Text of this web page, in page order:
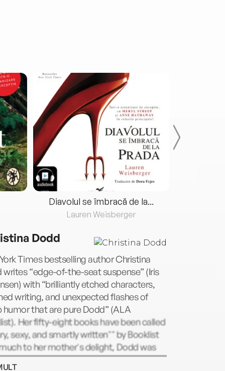
Diavolul se îmbracă de la...
Lauren Weisberger
Dodd
Times bestselling author Christina
writes “edge-of-the-seat suspense” (Iris
with “brilliantly etched characters,
writing, and unexpected flashes of
humor that are pure Dodd” (ALA
Her fifty-eight books have been called
sexy, and smartly written"" by Booklist
to her mother's delight, Dodd was
clue in the Los Angeles Times crossword